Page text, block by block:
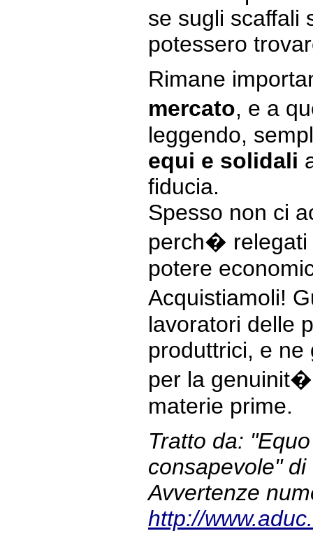
se sugli scaffali
potessero
Rimane
mercato, e a
leggendo,
equi e solidali
fiducia.
Spesso non ci
perch� relegati
potere
Acquistiamoli!
lavoratori delle
produttrici, e ne
per la
materie prime.
Tratto da:
consapevole"
Avvertenze
http://